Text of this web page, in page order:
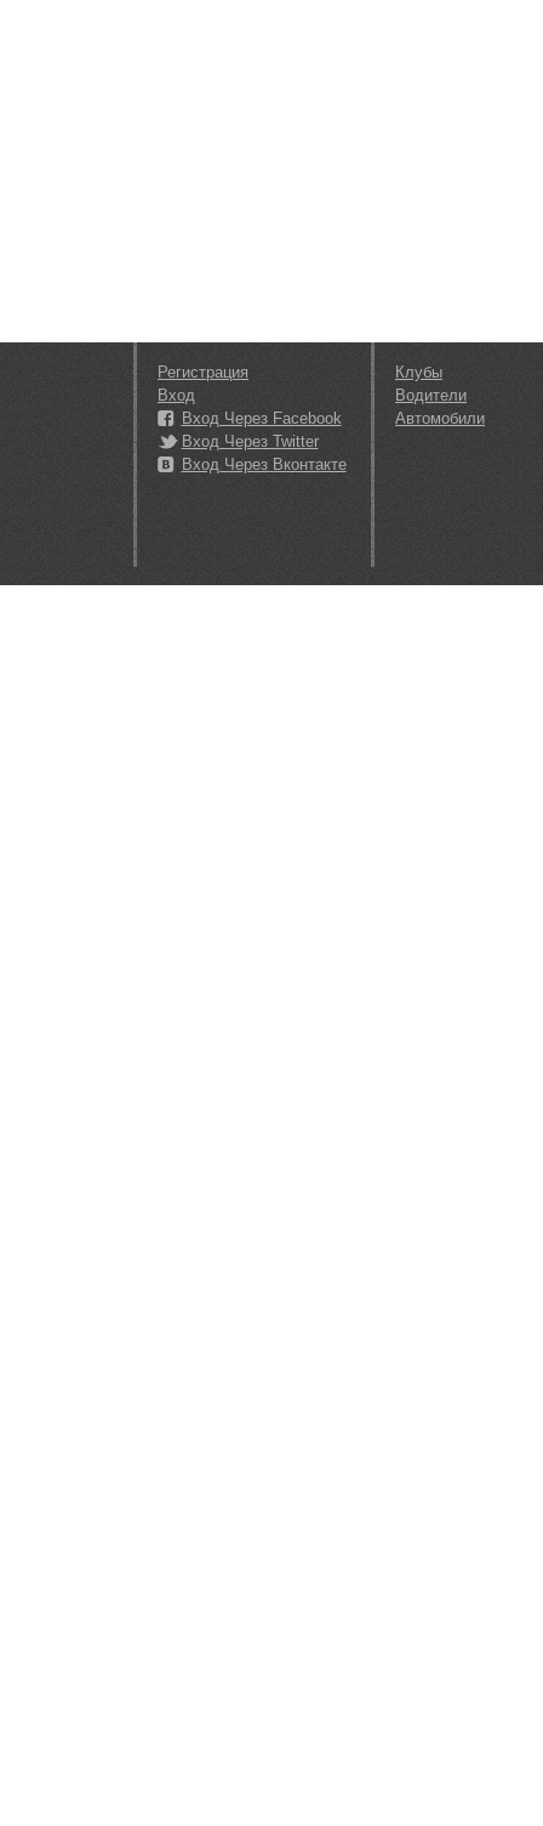
Регистрация
Вход
Вход Через Facebook
Вход Через Twitter
Вход Через Вконтакте
Клубы
Водители
Автомобили